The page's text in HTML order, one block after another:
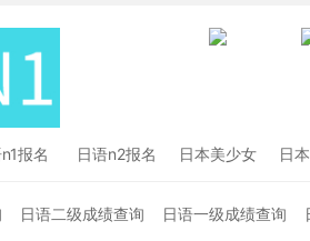
报名 日语n2报名 日本美少女 日
日语二级成绩查询 日语一级成绩查询